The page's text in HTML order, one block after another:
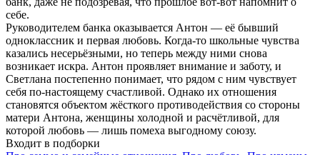
себе.
Руководителем банка оказывается Антон — её бывший
одноклассник и первая любовь. Когда-то школьные чувства
казались несерьёзными, но теперь между ними снова
возникает искра. Антон проявляет внимание и заботу, и
Светлана постепенно понимает, что рядом с ним чувствует
себя по-настоящему счастливой. Однако их отношения
становятся объектом жёсткого противодействия со стороны
матери Антона, женщины холодной и расчётливой, для
которой любовь — лишь помеха выгодному союзу.
Входит в подборки